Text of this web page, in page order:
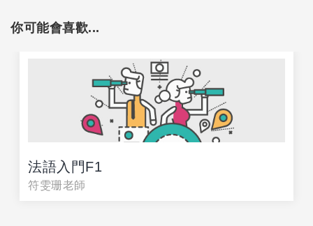
你可能會喜歡...
法語入門F1
符雯珊老師